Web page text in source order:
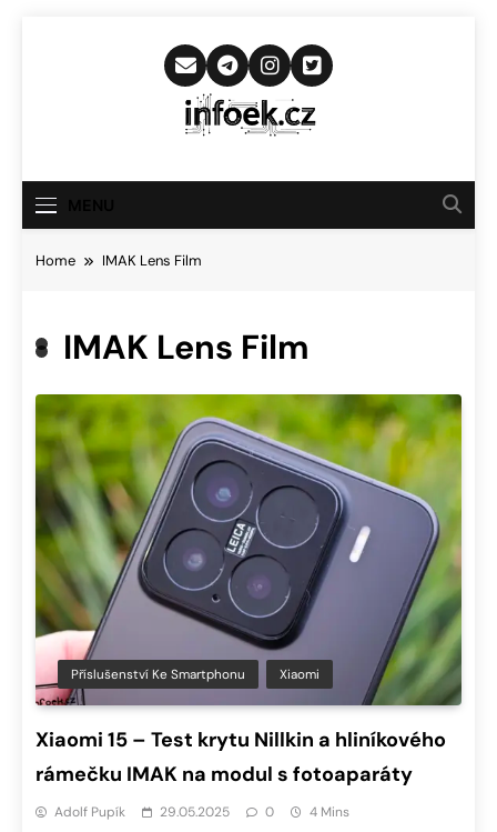
Infoek.cz
Novinkám
Home IMAK Lens Film
IMAK Lens Film
Příslušenství Ke Smartphonu Xiaomi
Xiaomi 15 – Test krytu Nillkin a hliníkového
rámečku IMAK na modul s fotoaparáty
Adolf Pupík 29.05.2025 0 4 Mins